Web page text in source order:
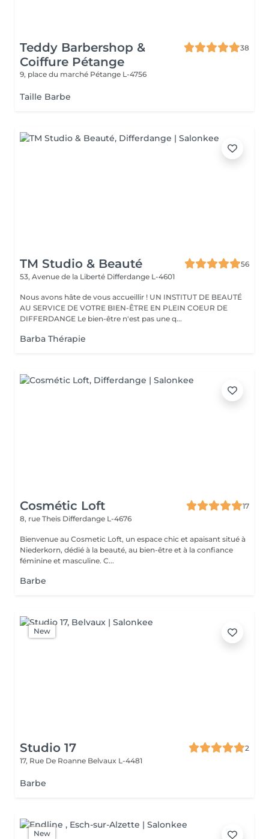
Teddy Barbershop &
Coiffure Pétange
38
9, place du marché Pétange L-4756
Taille Barbe
TM Studio & Beauté
56
53, Avenue de la Liberté Differdange L-4601
Nous avons hâte de vous accueillir ! UN INSTITUT DE BEAUTÉ
AU SERVICE DE VOTRE BIEN-ÊTRE EN PLEIN COEUR DE
DIFFERDANGE Le bien-être n'est pas une q...
Barba Thérapie
Cosmétic Loft
17
8, rue Theis Differdange L-4676
Bienvenue au Cosmetic Loft, un espace chic et apaisant situé à
Niederkorn, dédié à la beauté, au bien-être et à la confiance
féminine et masculine. C...
Barbe
New
Studio 17
2
17, Rue De Roanne Belvaux L-4481
Barbe
New